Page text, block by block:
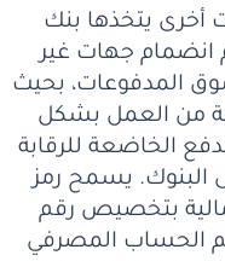
يتخذها بنك
انضمام جهات غير
المدفوعات، بحيث
من العمل بشكل
الخاضعة للرقابة
البنوك. يسمح رمز
بتخصيص رقم
الحساب المصرفي